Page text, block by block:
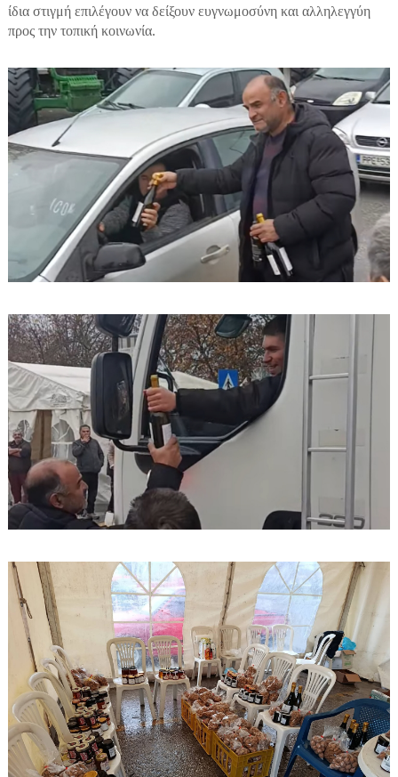
ίδια στιγμή επιλέγουν να δείξουν ευγνωμοσύνη και αλληλεγγύη
προς την τοπική κοινωνία.